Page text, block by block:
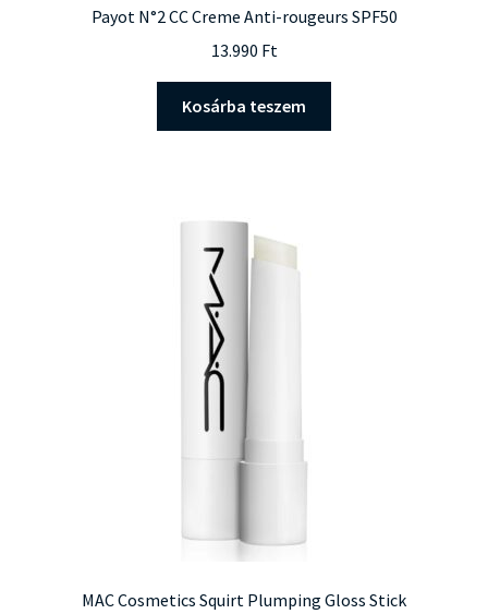
Payot N°2 CC Creme Anti-rougeurs SPF50
13.990 Ft
Kosárba teszem
MAC Cosmetics Squirt Plumping Gloss Stick